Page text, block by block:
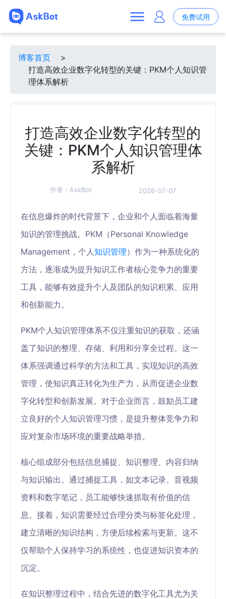
免费试用
博客首页
>
打造高效企业数字化转型的关键：PKM个人知识管
理体系解析
打造高效企业数字化转型的
关键：PKM个人知识管理体
系解析
作者： AskBot 2026-07-07
在信息爆炸的时代背景下，企业和个人面临着海量
知识的管理挑战。PKM（Personal Knowledge
Management，个人知识管理）作为一种系统化的
方法，逐渐成为提升知识工作者核心竞争力的重要
工具，能够有效提升个人及团队的知识积累、应用
和创新能力。
PKM个人知识管理体系不仅注重知识的获取，还涵
盖了知识的整理、存储、利用和分享全过程。这一
体系强调通过科学的方法和工具，实现知识的高效
管理，使知识真正转化为生产力，从而促进企业数
字化转型和创新发展。对于企业而言，鼓励员工建
立良好的个人知识管理习惯，是提升整体竞争力和
应对复杂市场环境的重要战略举措。
核心组成部分包括信息捕捉、知识整理、内容归纳
与知识输出。通过捕捉工具，如文本记录、音视频
资料和数字笔记，员工能够快速抓取有价值的信
息。接着，知识需要经过合理分类与标签化处理，
建立清晰的知识结构，方便后续检索与更新。这不
仅帮助个人保持学习的系统性，也促进知识资本的
沉淀。
在知识整理过程中，结合先进的数字化工具尤为关